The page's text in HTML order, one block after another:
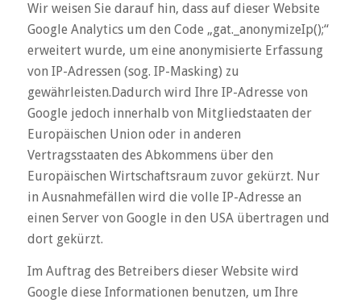
Wir weisen Sie darauf hin, dass auf dieser Website
Google Analytics um den Code „gat._anonymizeIp();“
erweitert wurde, um eine anonymisierte Erfassung
von IP-Adressen (sog. IP-Masking) zu
gewährleisten.Dadurch wird Ihre IP-Adresse von
Google jedoch innerhalb von Mitgliedstaaten der
Europäischen Union oder in anderen
Vertragsstaaten des Abkommens über den
Europäischen Wirtschaftsraum zuvor gekürzt. Nur
in Ausnahmefällen wird die volle IP-Adresse an
einen Server von Google in den USA übertragen und
dort gekürzt.
Im Auftrag des Betreibers dieser Website wird
Google diese Informationen benutzen, um Ihre